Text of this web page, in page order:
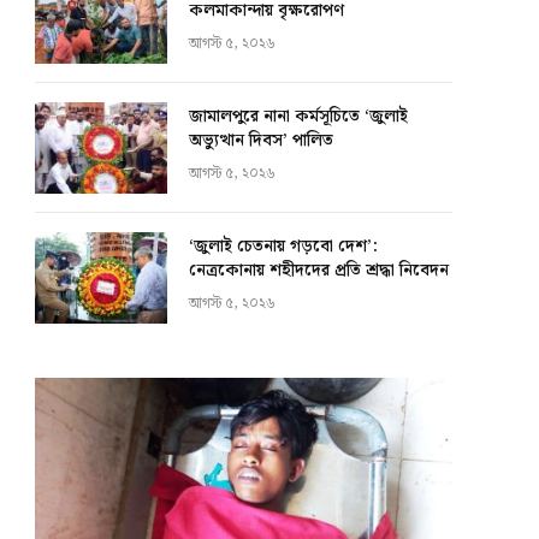
কলমাকান্দায় বৃক্ষরোপণ
আগস্ট ৫, ২০২৬
জামালপুরে নানা কর্মসূচিতে ‘জুলাই
অভ্যুত্থান দিবস’ পালিত
আগস্ট ৫, ২০২৬
‘জুলাই চেতনায় গড়বো দেশ’:
নেত্রকোনায় শহীদদের প্রতি শ্রদ্ধা নিবেদন
আগস্ট ৫, ২০২৬